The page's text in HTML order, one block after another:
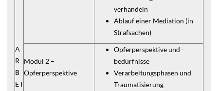
A
R
B
E I
verhandeln
Ablauf einer Mediation (in
Strafsachen)
Modul 2 –
Opferperspektive
Opferperspektive und -
bedürfnisse
Verarbeitungsphasen und
Traumatisierung